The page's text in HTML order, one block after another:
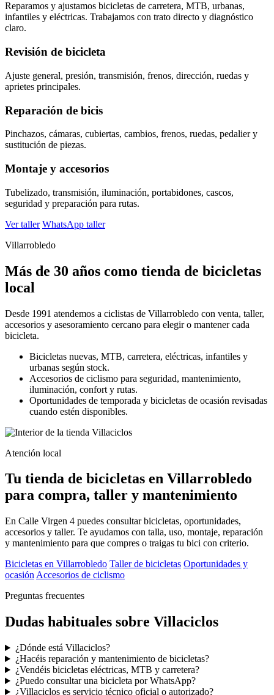
Reparamos y ajustamos bicicletas de carretera, MTB, urbanas,
infantiles y eléctricas. Trabajamos con trato directo y diagnóstico
claro.
Revisión de bicicleta
Ajuste general, presión, transmisión, frenos, dirección, ruedas y
aprietes principales.
Reparación de bicis
Pinchazos, cámaras, cubiertas, cambios, frenos, ruedas, pedalier y
sustitución de piezas.
Montaje y accesorios
Tubelizado, transmisión, iluminación, portabidones, cascos,
seguridad y preparación para rutas.
Ver taller WhatsApp taller
Villarrobledo
Más de 30 años como tienda de bicicletas
local
Desde 1991 atendemos a ciclistas de Villarrobledo con venta, taller,
accesorios y asesoramiento cercano para elegir o mantener cada
bicicleta.
Bicicletas nuevas, MTB, carretera, eléctricas, infantiles y
urbanas según stock.
Accesorios de ciclismo para seguridad, mantenimiento,
iluminación, confort y rutas.
Oportunidades de temporada y bicicletas de ocasión revisadas
cuando estén disponibles.
Atención local
Tu tienda de bicicletas en Villarrobledo
para compra, taller y mantenimiento
En Calle Virgen 4 puedes consultar bicicletas, oportunidades,
accesorios y taller. Te ayudamos con talla, uso, montaje, reparación
y mantenimiento para que compres o traigas tu bici con criterio.
Bicicletas en Villarrobledo Taller de bicicletas Oportunidades y
ocasión Accesorios de ciclismo
Preguntas frecuentes
Dudas habituales sobre Villaciclos
¿Dónde está Villaciclos?
¿Hacéis reparación y mantenimiento de bicicletas?
¿Vendéis bicicletas eléctricas, MTB y carretera?
¿Puedo consultar una bicicleta por WhatsApp?
¿Villaciclos es servicio técnico oficial o autorizado?